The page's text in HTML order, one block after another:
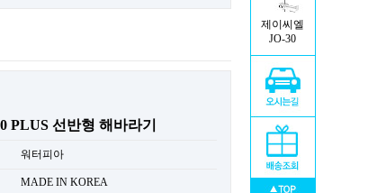
제이씨엘
JO-30
PLUS 선반형 해바라기
워터피아
MADE IN KOREA